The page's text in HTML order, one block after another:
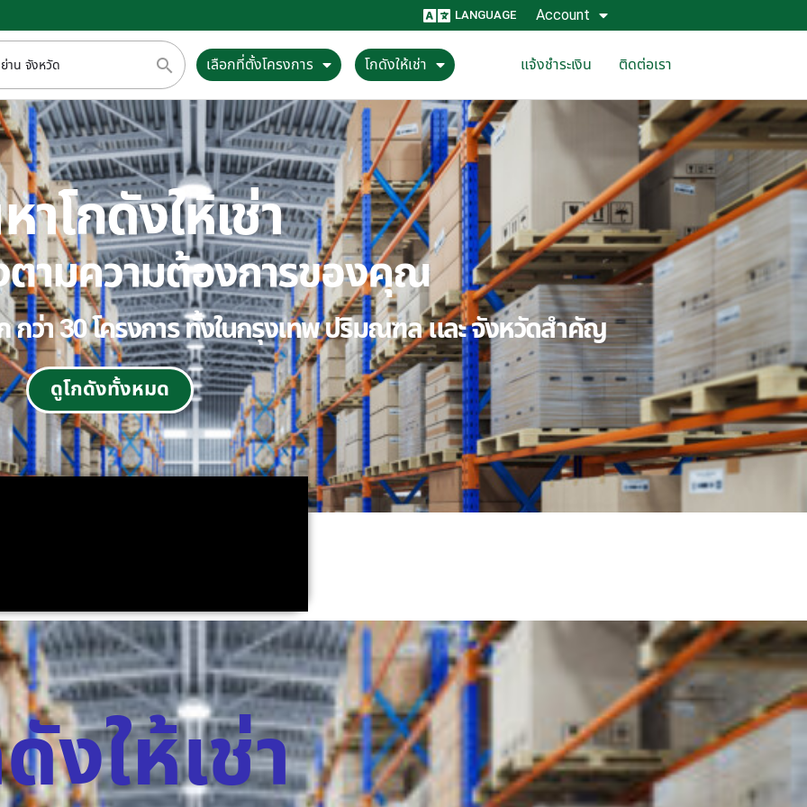
LANGUAGE Account
เลือกที่ตั้งโครงการ โกดังให้เช่า แจ้งชำระเงิน ติดต่อเรา
โกดังให้เช่า
ตามความต้องการของคุณ
กว่า 30 โครงการ ทั้งในกรุงเทพ ปริมณฑล และ จังหวัดสำคัญ
ดูโกดังทั้งหมด
งให้เช่า